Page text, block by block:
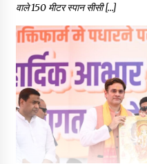
वाले 150 मीटर स्पान सीसी […]